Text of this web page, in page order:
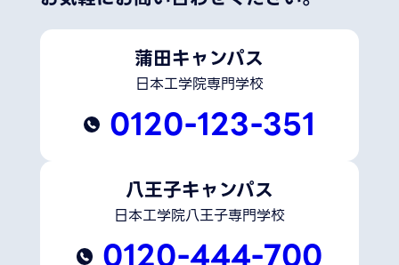
蒲田キャンパス
日本工学院専門学校
0120-123-351
八王子キャンパス
日本工学院八王子専門学校